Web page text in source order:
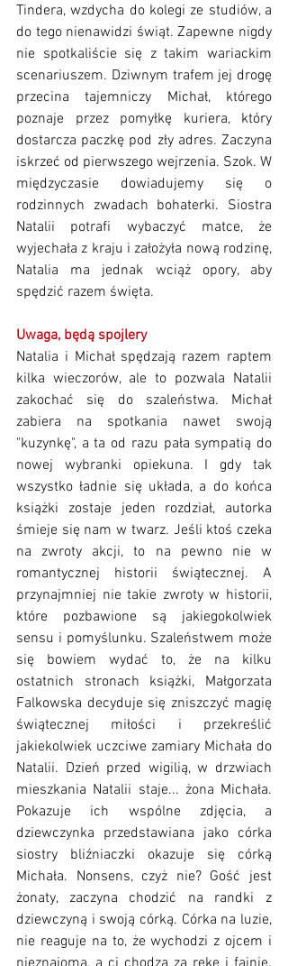
Tindera, wzdycha do kolegi ze studiów, a
do tego nienawidzi świąt. Zapewne nigdy
nie spotkaliście się z takim wariackim
scenariuszem. Dziwnym trafem jej drogę
przecina tajemniczy Michał, którego
poznaje przez pomyłkę kuriera, który
dostarcza paczkę pod zły adres. Zaczyna
iskrzeć od pierwszego wejrzenia. Szok. W
międzyczasie dowiadujemy się o
rodzinnych zwadach bohaterki. Siostra
Natalii potrafi wybaczyć matce, że
wyjechała z kraju i założyła nową rodzinę,
Natalia ma jednak wciąż opory, aby
spędzić razem święta.
Uwaga, będą spojlery
Natalia i Michał spędzają razem raptem
kilka wieczorów, ale to pozwala Natalii
zakochać się do szaleństwa. Michał
zabiera na spotkania nawet swoją
"kuzynkę", a ta od razu pała sympatią do
nowej wybranki opiekuna. I gdy tak
wszystko ładnie się układa, a do końca
książki zostaje jeden rozdział, autorka
śmieje się nam w twarz. Jeśli ktoś czeka
na zwroty akcji, to na pewno nie w
romantycznej historii świątecznej. A
przynajmniej nie takie zwroty w historii,
które pozbawione są jakiegokolwiek
sensu i pomyślunku. Szaleństwem może
się bowiem wydać to, że na kilku
ostatnich stronach książki, Małgorzata
Falkowska decyduje się zniszczyć magię
świątecznej miłości i przekreślić
jakiekolwiek uczciwe zamiary Michała do
Natalii. Dzień przed wigilią, w drzwiach
mieszkania Natalii staje... żona Michała.
Pokazuje ich wspólne zdjęcia, a
dziewczynka przedstawiana jako córka
siostry bliźniaczki okazuje się córką
Michała. Nonsens, czyż nie? Gość jest
żonaty, zaczyna chodzić na randki z
dziewczyną i swoją córką. Córka na luzie,
nie reaguje na to, że wychodzi z ojcem i